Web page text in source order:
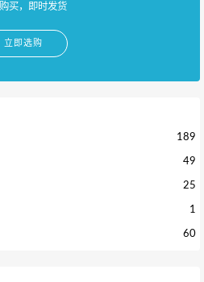
买，即时发货
立即选购
189
49
25
1
60